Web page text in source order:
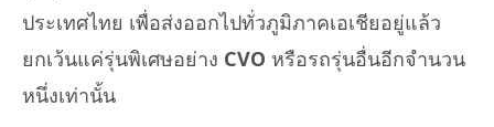
ประเทศไทย เพื่อส่งออกไปทั่วภูมิภาคเอเชียอยู่แล้ว
ยกเว้นแค่รุ่นพิเศษอย่าง CVO หรือรถรุ่นอื่นอีกจำนวน
หนึ่งเท่านั้น